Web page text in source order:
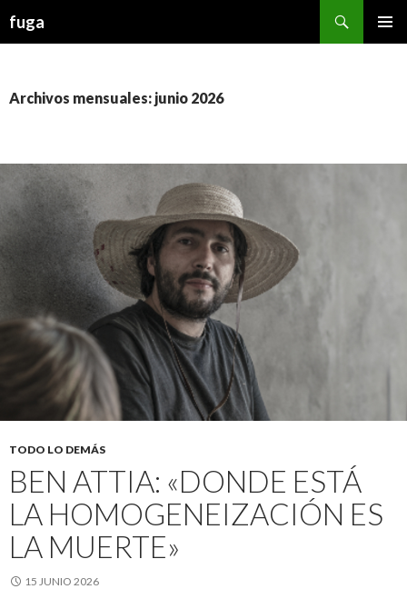
fuga
Archivos mensuales: junio 2026
TODO LO DEMÁS
BEN ATTIA: «DONDE ESTÁ
LA HOMOGENEIZACIÓN ES
LA MUERTE»
15 JUNIO 2026